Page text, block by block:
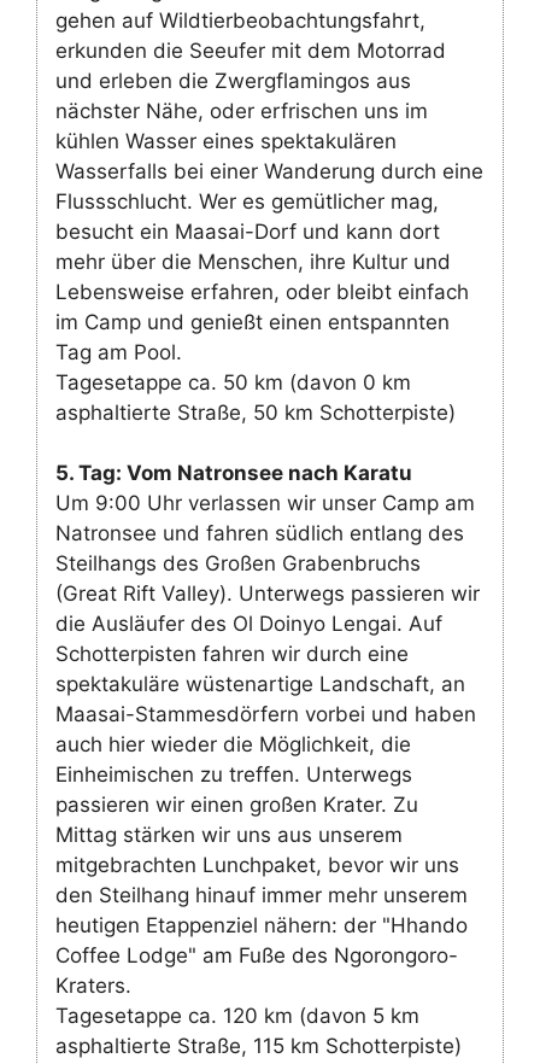
gehen auf Wildtierbeobachtungsfahrt,
erkunden die Seeufer mit dem Motorrad
und erleben die Zwergflamingos aus
nächster Nähe, oder erfrischen uns im
kühlen Wasser eines spektakulären
Wasserfalls bei einer Wanderung durch eine
Flussschlucht. Wer es gemütlicher mag,
besucht ein Maasai-Dorf und kann dort
mehr über die Menschen, ihre Kultur und
Lebensweise erfahren, oder bleibt einfach
im Camp und genießt einen entspannten
Tag am Pool.
Tagesetappe ca. 50 km (davon 0 km
asphaltierte Straße, 50 km Schotterpiste)
5. Tag: Vom Natronsee nach Karatu
Um 9:00 Uhr verlassen wir unser Camp am
Natronsee und fahren südlich entlang des
Steilhangs des Großen Grabenbruchs
(Great Rift Valley). Unterwegs passieren wir
die Ausläufer des Ol Doinyo Lengai. Auf
Schotterpisten fahren wir durch eine
spektakuläre wüstenartige Landschaft, an
Maasai-Stammesdörfern vorbei und haben
auch hier wieder die Möglichkeit, die
Einheimischen zu treffen. Unterwegs
passieren wir einen großen Krater. Zu
Mittag stärken wir uns aus unserem
mitgebrachten Lunchpaket, bevor wir uns
den Steilhang hinauf immer mehr unserem
heutigen Etappenziel nähern: der "Hhando
Coffee Lodge" am Fuße des Ngorongoro-
Kraters.
Tagesetappe ca. 120 km (davon 5 km
asphaltierte Straße, 115 km Schotterpiste)